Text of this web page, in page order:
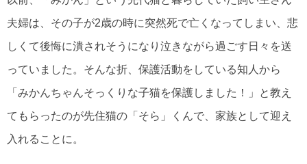
夫婦は、その子が2歳の時に突然死で亡くなってしまい、悲
しくて後悔に潰されそうになり泣きながら過ごす日々を送
っていました。そんな折、保護活動をしている知人から
「みかんちゃんそっくりな子猫を保護しました！」と教え
てもらったのが先住猫の「そら」くんで、家族として迎え
入れることに。